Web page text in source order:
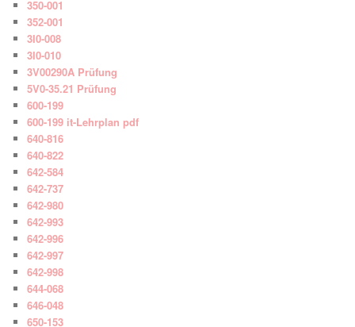
350-001
352-001
3I0-008
3I0-010
3V00290A Prüfung
5V0-35.21 Prüfung
600-199
600-199 it-Lehrplan pdf
640-816
640-822
642-584
642-737
642-980
642-993
642-996
642-997
642-998
644-068
646-048
650-153